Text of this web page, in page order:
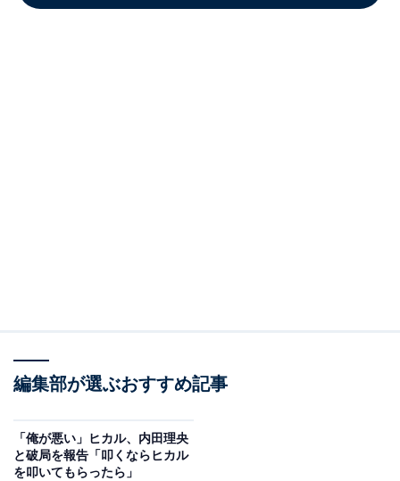
編集部が選ぶおすすめ記事
「俺が悪い」ヒカル、内田理央
と破局を報告「叩くならヒカル
を叩いてもらったら」